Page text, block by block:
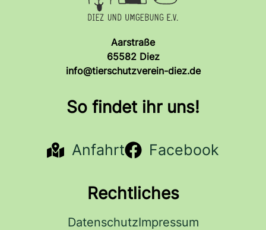
Aarstraße
65582 Diez
info@tierschutzverein-diez.de
So findet ihr uns!
Anfahrt Facebook
Rechtliches
DatenschutzImpressum